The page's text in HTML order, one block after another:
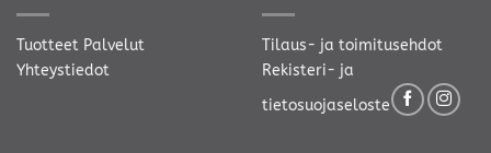
Tuotteet Palvelut
Yhteystiedot
Tilaus- ja toimitusehdot
Rekisteri- ja
tietosuojaseloste